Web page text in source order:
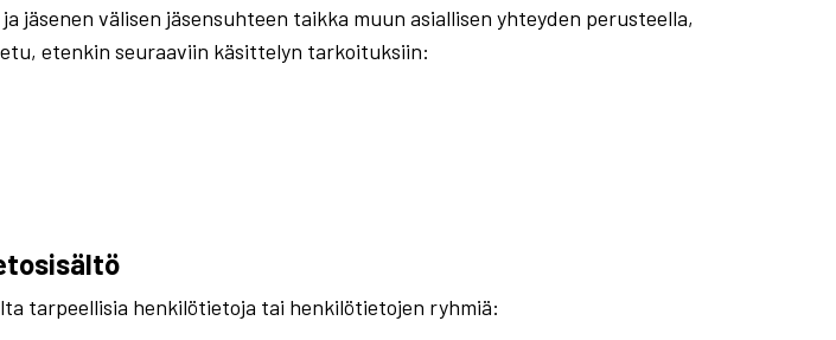
välisen jäsensuhteen taikka muun asiallisen yhteyden perusteella,
etenkin seuraaviin käsittelyn tarkoituksiin:
tarpeellisia henkilötietoja tai henkilötietojen ryhmiä: